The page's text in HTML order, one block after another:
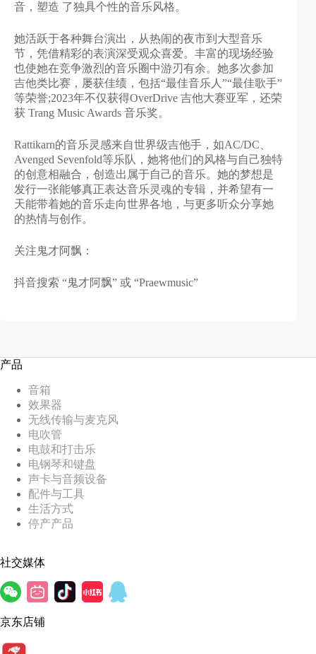
⾳，塑造 了独具个性的⾳乐⻛格。
她活跃于各种舞台演出，从热闹的夜市到⼤型⾳乐
节，凭借精彩的表演深受观众喜爱。丰富的现场经验
也使她在竞争激烈的⾳乐圈中游刃有余。她多次参加
吉他类⽐赛，屡获佳绩，包括“最佳⾳乐⼈”“最佳歌⼿”
等荣誉;2023年不仅获得OverDrive 吉他⼤赛亚军，还荣
获 Trang Music Awards ⾳乐奖。
Rattikarn的⾳乐灵感来⾃世界级吉他⼿，如AC/DC、
Avenged Sevenfold等乐队，她将他们的⻛格与⾃⼰独特
的创意相融合，创造出属于⾃⼰的⾳乐。她的梦想是
发⾏⼀张能够真正表达⾳乐灵魂的专辑，并希望有⼀
天能带着她的⾳乐⾛向世界各地，与更多听众分享她
的热情与创作。
关注⻤才阿飘：
抖⾳搜索 “⻤才阿飘” 或 “Praewmusic”
产品
音箱
效果器
无线传输与麦克风
电吹管
电鼓和打击乐
电钢琴和键盘
声卡与音频设备
配件与工具
生活方式
停产产品
社交媒体
京东店铺